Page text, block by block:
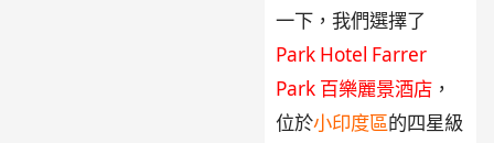
一下，我們選擇了
Park Hotel Farrer
Park 百樂麗景酒店 ，
位於小印度區的四星級